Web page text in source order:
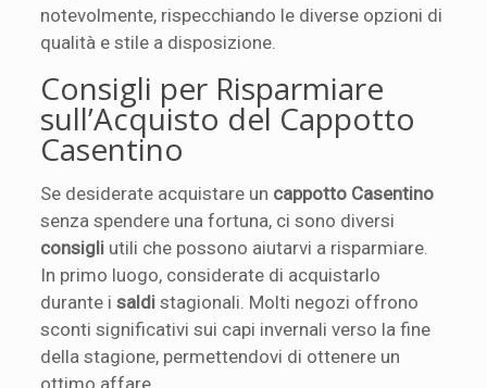
notevolmente, rispecchiando le diverse opzioni di
qualità e stile a disposizione.
Consigli per Risparmiare
sull’Acquisto del Cappotto
Casentino
Se desiderate acquistare un cappotto Casentino
senza spendere una fortuna, ci sono diversi
consigli utili che possono aiutarvi a risparmiare.
In primo luogo, considerate di acquistarlo
durante isaldi stagionali. Molti negozi offrono
sconti significativi sui capi invernali verso la fine
della stagione, permettendovi di ottenere un
ottimo affare.